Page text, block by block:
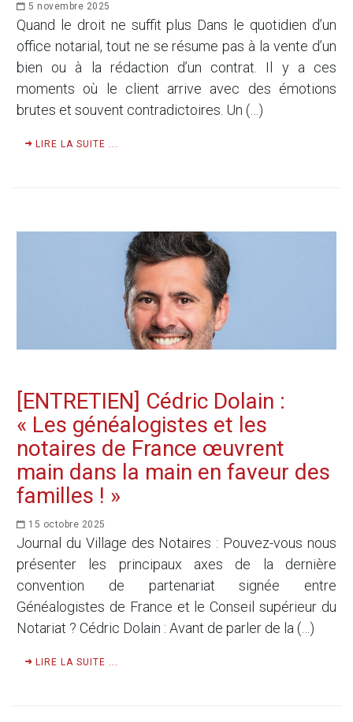
5 novembre 2025
Quand le droit ne suffit plus Dans le quotidien d’un
office notarial, tout ne se résume pas à la vente d’un
bien ou à la rédaction d’un contrat. Il y a ces
moments où le client arrive avec des émotions
brutes et souvent contradictoires. Un (…)
LIRE LA SUITE ...
[ENTRETIEN] Cédric Dolain :
« Les généalogistes et les
notaires de France œuvrent
main dans la main en faveur des
familles ! »
15 octobre 2025
Journal du Village des Notaires : Pouvez-vous nous
présenter les principaux axes de la dernière
convention de partenariat signée entre
Généalogistes de France et le Conseil supérieur du
Notariat ? Cédric Dolain : Avant de parler de la (…)
LIRE LA SUITE ...